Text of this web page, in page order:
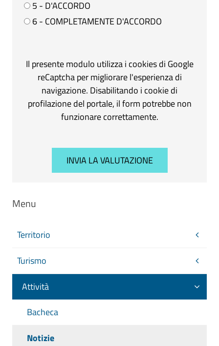
5 - D'ACCORDO
6 - COMPLETAMENTE D'ACCORDO
Il presente modulo utilizza i cookies di Google
reCaptcha per migliorare l'esperienza di
navigazione. Disabilitando i cookie di
profilazione del portale, il form potrebbe non
funzionare correttamente.
Menu
Territorio
Turismo
Attività
Bacheca
Notizie